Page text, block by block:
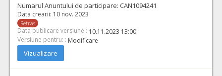
Numarul Anuntului de participare: CAN1094241
Data crearii: 10 nov. 2023
Retras
Data publicare versiune : 10.11.2023 13:00
Versiune pentru: : Modificare
Vizualizare